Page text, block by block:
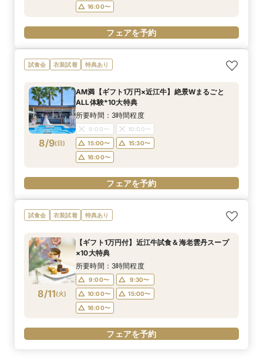
16:00〜
フェアを予約
試食会 衣装試着 特典あり
8/9(日)
AM満【ギフト1万円×近江牛】絶景Wまるごと
ALL体験*10大特典
所要時間：3時間程度
9:00〜
10:00〜
15:00〜
15:30〜
16:00〜
フェアを予約
試食会 衣装試着 特典あり
8/11(火)
【ギフト1万円付】近江牛試食＆海老雲丹スープ
×10大特典
所要時間：3時間程度
9:00〜
9:30〜
10:00〜
15:00〜
16:00〜
フェアを予約